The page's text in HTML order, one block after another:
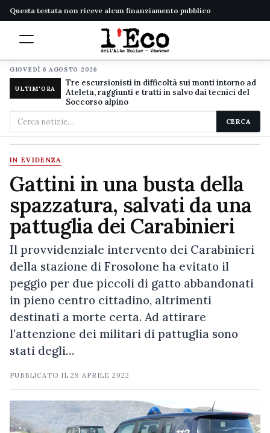
Questa testata non riceve alcun finanziamento pubblico
GIOVEDÌ 6 AGOSTO 2026
ULTIM'ORA
Tre escursionisti in difficoltà sui monti intorno ad
Ateleta, raggiunti e tratti in salvo dai tecnici del
Soccorso alpino
Cerca
nel
sito
CERCA
IN EVIDENZA
Gattini in una busta della
spazzatura, salvati da una
pattuglia dei Carabinieri
Il provvidenziale intervento dei Carabinieri
della stazione di Frosolone ha evitato il
peggio per due piccoli di gatto abbandonati
in pieno centro cittadino, altrimenti
destinati a morte certa. Ad attirare
l’attenzione dei militari di pattuglia sono
stati degli…
PUBBLICATO IL29 APRILE 2022